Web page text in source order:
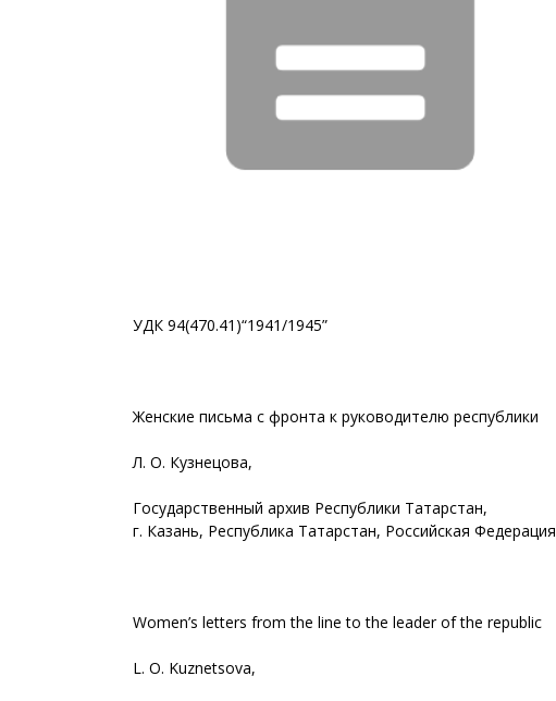
УДК 94(470.41)“1941/1945”
Женские письма с фронта к руководителю республики
Л. О. Кузнецова,
Государственный архив Республики Татарстан,
г. Казань, Республика Татарстан, Российская Федерация
Women’s letters from the line to the leader of the republic
L. O. Kuznetsova,